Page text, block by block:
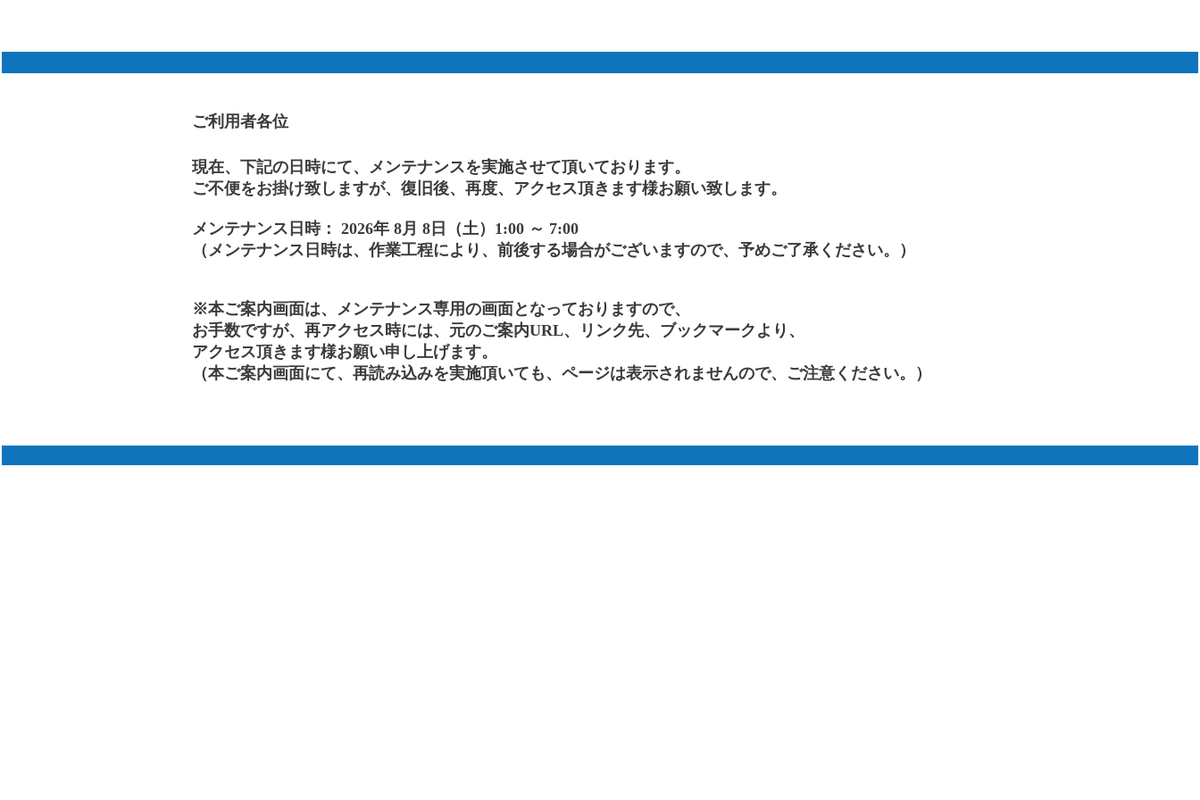
ご利用者各位
現在、下記の日時にて、メンテナンスを実施させて頂いております。
ご不便をお掛け致しますが、復旧後、再度、アクセス頂きます様お願い致します。
メンテナンス日時： 2026年 8月 8日（土）1:00 ～ 7:00
（メンテナンス日時は、作業工程により、前後する場合がございますので、予めご了承ください。）
※本ご案内画面は、メンテナンス専用の画面となっておりますので、
お手数ですが、再アクセス時には、元のご案内URL、リンク先、ブックマークより、
アクセス頂きます様お願い申し上げます。
（本ご案内画面にて、再読み込みを実施頂いても、ページは表示されませんので、ご注意ください。）